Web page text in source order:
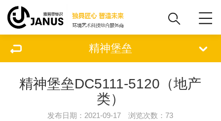
精神堡垒
精神堡垒DC5111-5120（地产
类）
发布日期：2021-09-17 浏览次数：73